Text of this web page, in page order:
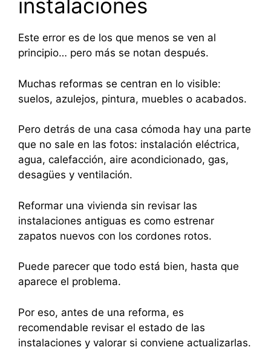
instalaciones
Este error es de los que menos se ven al
principio… pero más se notan después.
Muchas reformas se centran en lo visible:
suelos, azulejos, pintura, muebles o acabados.
Pero detrás de una casa cómoda hay una parte
que no sale en las fotos: instalación eléctrica,
agua, calefacción, aire acondicionado, gas,
desagües y ventilación.
Reformar una vivienda sin revisar las
instalaciones antiguas es como estrenar
zapatos nuevos con los cordones rotos.
Puede parecer que todo está bien, hasta que
aparece el problema.
Por eso, antes de una reforma, es
recomendable revisar el estado de las
instalaciones y valorar si conviene actualizarlas.